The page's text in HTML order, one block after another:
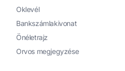
Oklevél
Bankszámlakivonat
Önéletrajz
Orvos megjegyzése